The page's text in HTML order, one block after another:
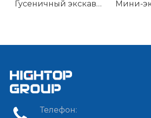
Мини-экскаватор HT-15KS на продажу
Телефон: